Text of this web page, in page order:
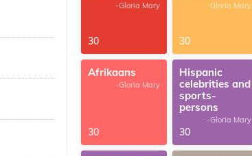
-Gloria Mary
30
-Gloria Mary
30
Afrikaans
-Gloria Mary
30
Hispanic
celebrities and
sports-
persons
-Gloria Mary
30